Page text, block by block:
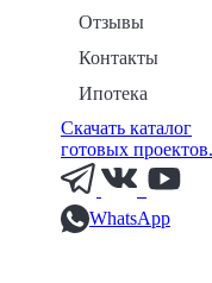
Отзывы
Контакты
Ипотека
Скачать каталог
готовых
WhatsApp